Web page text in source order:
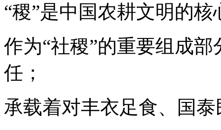
“稷”是中国农耕文明的
作为“社稷”的重要组成
任；
承载着对丰衣足食、国